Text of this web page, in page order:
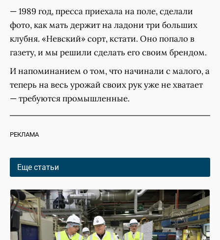
— 1989 год, пресса приехала на поле, сделали
фото, как мать держит на ладони три больших
клубня. «Невский» сорт, кстати. Оно попало в
газету, и мы решили сделать его своим брендом.
И напоминанием о том, что начинали с малого, а
теперь на весь урожай своих рук уже не хватает
— требуются промышленные.
РЕКЛАМА
Еще статьи